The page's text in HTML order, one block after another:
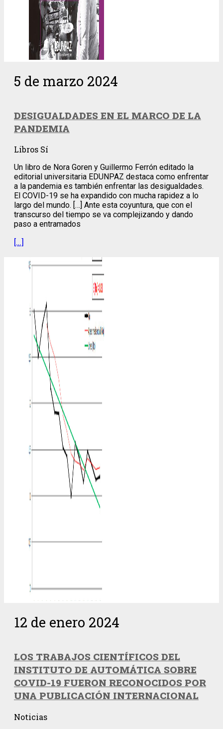
5 de marzo 2024
DESIGUALDADES EN EL MARCO DE LA
PANDEMIA
Libros Sí
Un libro de Nora Goren y Guillermo Ferrón editado la
editorial universitaria EDUNPAZ destaca como enfrentar
a la pandemia es también enfrentar las desigualdades.
El COVID-19 se ha expandido con mucha rapidez a lo
largo del mundo. […] Ante esta coyuntura, que con el
transcurso del tiempo se va complejizando y dando
paso a entramados
[…]
12 de enero 2024
LOS TRABAJOS CIENTÍFICOS DEL
INSTITUTO DE AUTOMÁTICA SOBRE
COVID-19 FUERON RECONOCIDOS POR
UNA PUBLICACIÓN INTERNACIONAL
Noticias